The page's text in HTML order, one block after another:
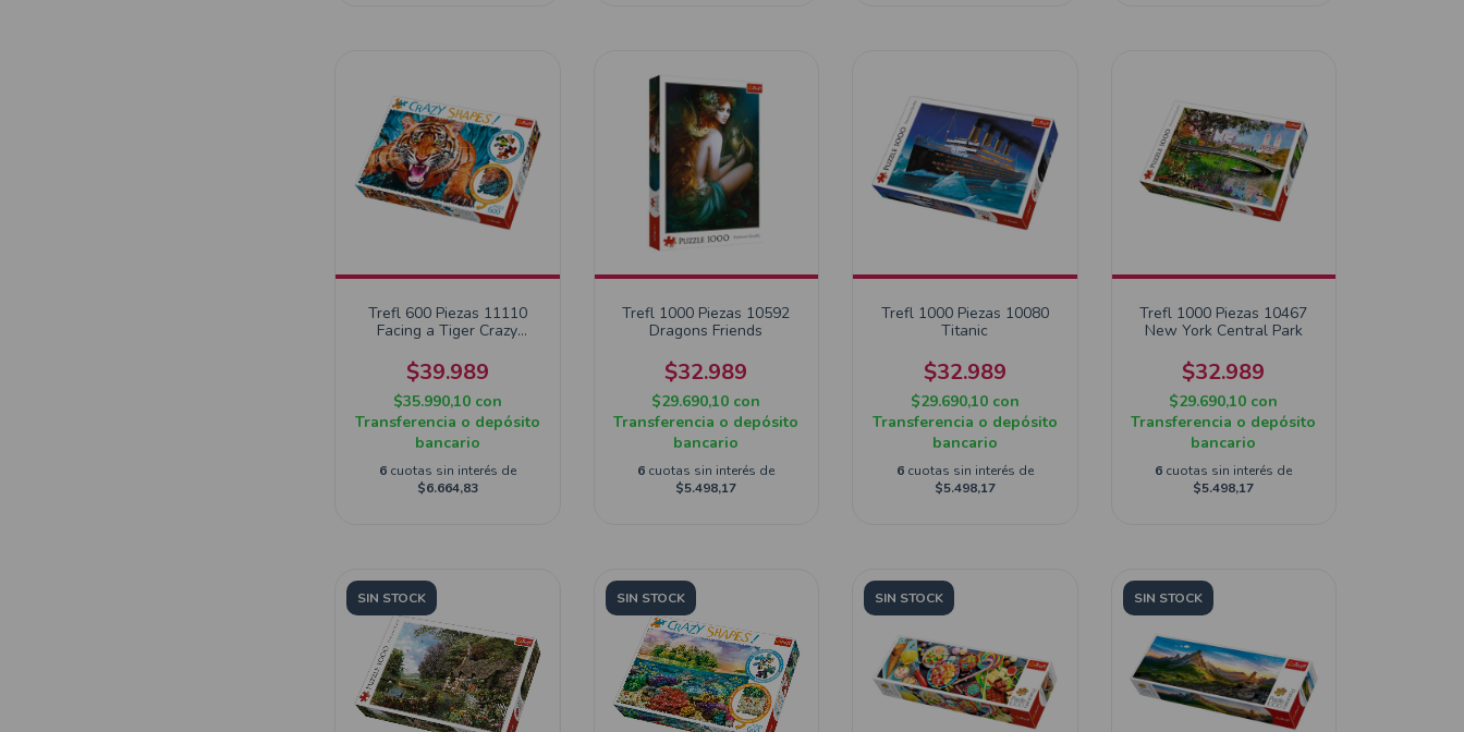
Trefl 600 Piezas 11110
Facing a Tiger Crazy
$39.989
$35.990,10 con
Transferencia o depósito
bancario
6 cuotas sin interés de
$6.664,83
Trefl 1000 Piezas 10592
Dragons Friends
$32.989
$29.690,10 con
Transferencia o depósito
bancario
6 cuotas sin interés de
$5.498,17
Trefl 1000 Piezas 10080
Titanic
$32.989
$29.690,10 con
Transferencia o depósito
bancario
6 cuotas sin interés de
$5.498,17
Trefl 1000 Piezas 10467
New York Central Park
$32.989
$29.690,10 con
Transferencia o depósito
bancario
6 cuotas sin interés de
$5.498,17
SIN STOCK SIN STOCK SIN STOCK SIN STOCK